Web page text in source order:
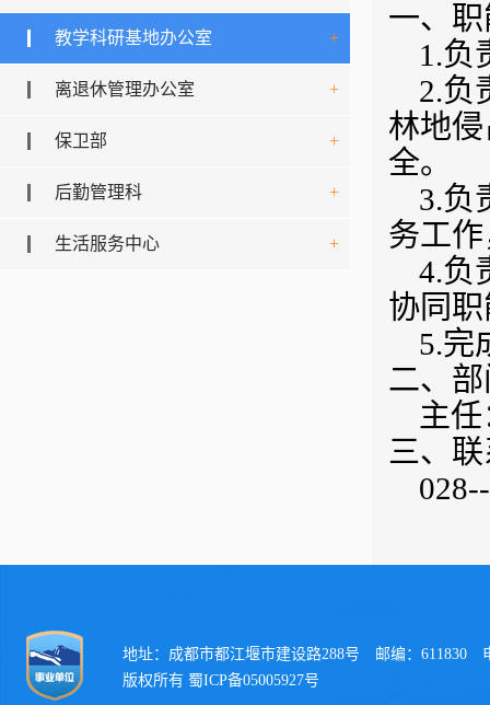
教学科研基地办公室 +
离退休管理办公室 +
保卫部 +
后勤管理科 +
生活服务中心 +
一、
1.负
2.负
林地
全。
3.负
务工
4.负
协同
5.完
二、
主
三、
地址：成都市都江堰市建设路288号 邮编：611830
版权所有 蜀ICP备05005927号